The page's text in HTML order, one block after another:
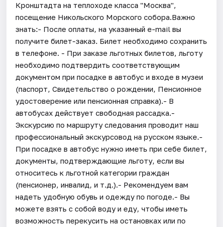
Кронштадта на теплоходе класса "Москва",
посещение Никольского Морского собора.Важно
знать:- После оплаты, на указанный e-mail вы
получите билет-заказ. Билет необходимо сохранить
в телефоне. - При заказе льготных билетов, льготу
необходимо подтвердить соответствующим
документом при посадке в автобус и входе в музеи
(паспорт, Свидетельство о рождении, Пенсионное
удостоверение или пенсионная справка).- В
автобусах действует свободная рассадка.-
Экскурсию по маршруту следования проводит наш
профессиональный экскурсовод на русском языке.-
При посадке в автобус нужно иметь при себе билет,
документы, подтверждающие льготу, если вы
относитесь к льготной категории граждан
(пенсионер, инвалид, и т.д.).- Рекомендуем вам
надеть удобную обувь и одежду по погоде.- Вы
можете взять с собой воду и еду, чтобы иметь
возможность перекусить на остановках или по